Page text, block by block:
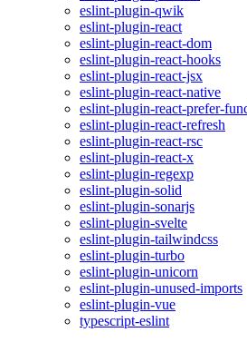
eslint-plugin-qwik
eslint-plugin-react
eslint-plugin-react-dom
eslint-plugin-react-hooks
eslint-plugin-react-jsx
eslint-plugin-react-native
eslint-plugin-react-prefer-
eslint-plugin-react-refresh
eslint-plugin-react-rsc
eslint-plugin-react-x
eslint-plugin-regexp
eslint-plugin-solid
eslint-plugin-sonarjs
eslint-plugin-svelte
eslint-plugin-tailwindcss
eslint-plugin-turbo
eslint-plugin-unicorn
eslint-plugin-unused-imports
eslint-plugin-vue
typescript-eslint